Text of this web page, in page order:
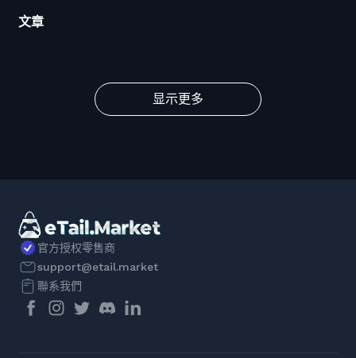
文章
显示更多
官方授权零售商
support@etail.market
聯系我們